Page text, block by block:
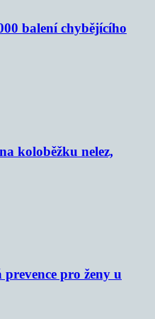
balení chybějícího
koloběžku nelez,
pro ženy u